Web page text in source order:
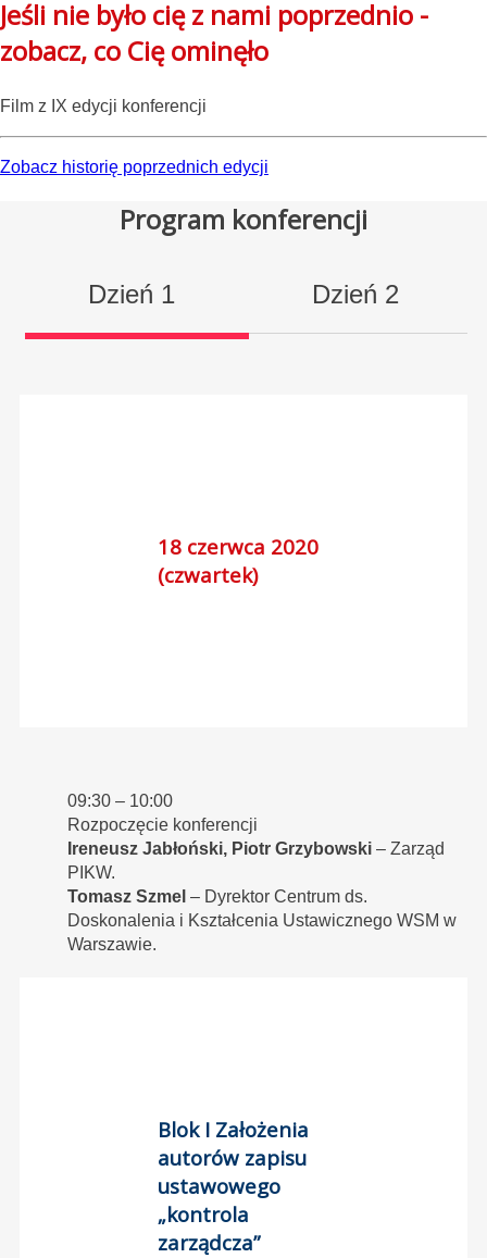
Jeśli nie było cię z nami poprzednio -
zobacz, co Cię ominęło
Film z IX edycji konferencji
Zobacz historię poprzednich edycji
Program konferencji
Dzień 1
18 czerwca 2020
(czwartek)
09:30 – 10:00
Rozpoczęcie konferencji
Ireneusz Jabłoński, Piotr Grzybowski – Zarząd
PIKW.
Tomasz Szmel – Dyrektor Centrum ds.
Doskonalenia i Kształcenia Ustawicznego WSM w
Warszawie.
Blok I Założenia
autorów zapisu
ustawowego
„kontrola
zarządcza”
Dzień 2